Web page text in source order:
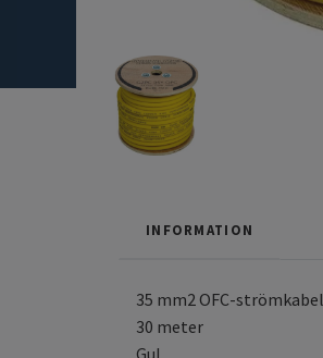
INFORMATION
35 mm2 OFC-strömkabel
30 meter
Gul